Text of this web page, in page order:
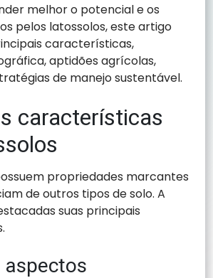
melhor o potencial e os
pelos latossolos, este artigo
características,
aptidões agrícolas,
de manejo sustentável.
características
propriedades marcantes
de outros tipos de solo. A
suas principais
aspectos